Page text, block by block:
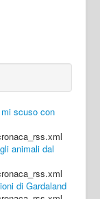
scuso con
animali dal
di Gardaland